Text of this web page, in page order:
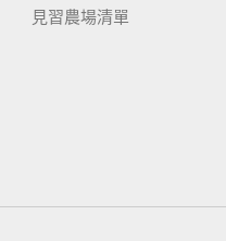
見習農場清單